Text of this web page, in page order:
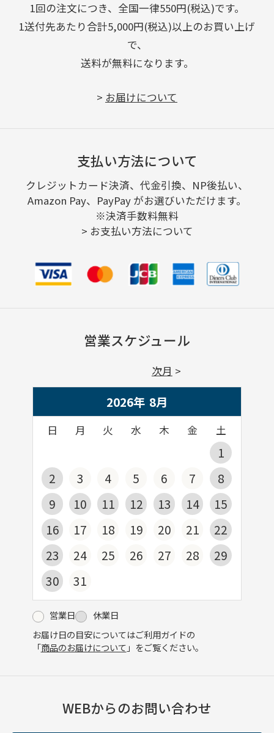
1回の注文につき、全国一律550円(税込)です。
1送付先あたり合計5,000円(税込)以上のお買い上げ
で、
送料が無料になります。
> お届けについて
支払い方法について
クレジットカード決済、代金引換、NP後払い、
Amazon Pay、PayPay がお選びいただけます。
※決済手数料無料
> お支払い方法について
営業スケジュール
2026年 8月
日 月 火 水 木 金 土
1
2
3 4 5 6 7
8
9
10 11 12 13 14
15
16
17 18 19 20 21
22
23
24 25 26 27 28
29
30
31
次月
営業日
休業日
お届け日の目安についてはご利用ガイドの
「商品のお届けについて 」をご覧ください。
WEBからのお問い合わせ